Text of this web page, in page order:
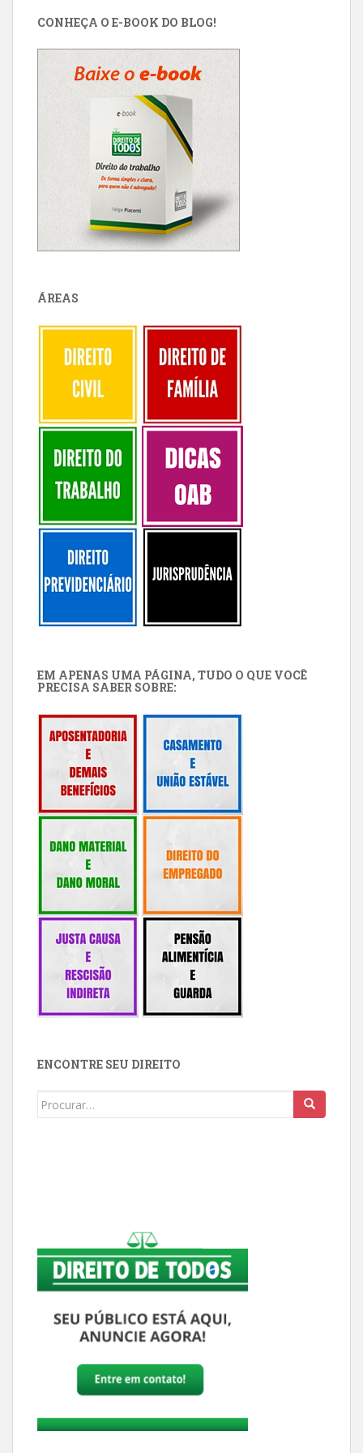
CONHEÇA O E-BOOK DO BLOG!
ÁREAS
EM APENAS UMA PÁGINA, TUDO O QUE VOCÊ
PRECISA SABER SOBRE:
ENCONTRE SEU DIREITO
Buscar: